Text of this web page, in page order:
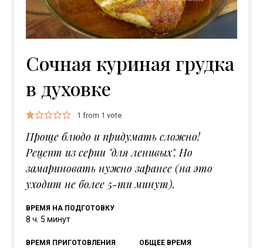
Сочная куриная грудка
в духовке
1 from 1 vote
Проще блюдо и придумать сложно!
Рецепт из серии "для ленивых". Но
замариновать нужно заранее (на это
уходит не более 5-ти минут).
ВРЕМЯ НА ПОДГОТОВКУ
8 часов
ч. 5 минуты
минут
ВРЕМЯ ПРИГОТОВЛЕНИЯ ОБЩЕЕ ВРЕМЯ